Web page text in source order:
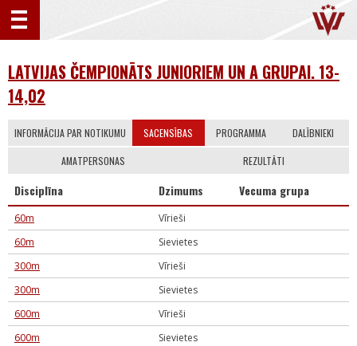
LATVIJAS ČEMPIONĀTS JUNIORIEM UN A GRUPAI. 13-
14,02
INFORMĀCIJA PAR NOTIKUMU SACENSĪBAS PROGRAMMA DALĪBNIEKI
AMATPERSONAS REZULTĀTI
Disciplīna Dzimums Vecuma grupa
60m
Vīrieši
60m
Sievietes
300m
Vīrieši
300m
Sievietes
600m
Vīrieši
600m
Sievietes